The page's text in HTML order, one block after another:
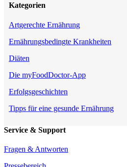
Kategorien
Artgerechte Ernährung
Ernährungsbedingte Krankheiten
Diäten
Die myFoodDoctor-App
Erfolgsgeschichten
Tipps für eine gesunde Ernährung
Service & Support
Fragen & Antworten